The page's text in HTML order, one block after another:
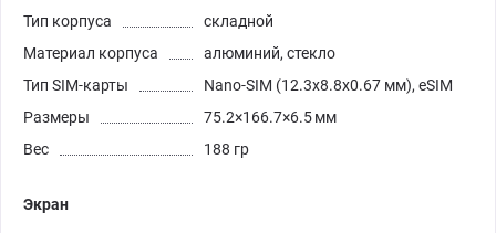
Тип корпуса
складной
Материал корпуса
алюминий, стекло
Тип SIM-карты
Nano-SIM (12.3x8.8x0.67 мм), eSIM
Размеры
75.2×166.7×6.5 мм
Вес
188 гр
Экран